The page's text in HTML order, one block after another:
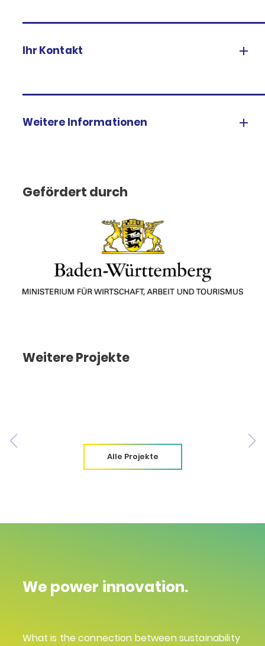
Ihr Kontakt
Weitere Informationen
Gefördert durch
Weitere Projekte
Alle Projekte
We power innovation.
What is the connection between sustainability